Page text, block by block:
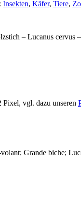
Insekten, Käfer, Tiere,
– Lucanus cervus
vgl. dazu unseren
Grande biche;